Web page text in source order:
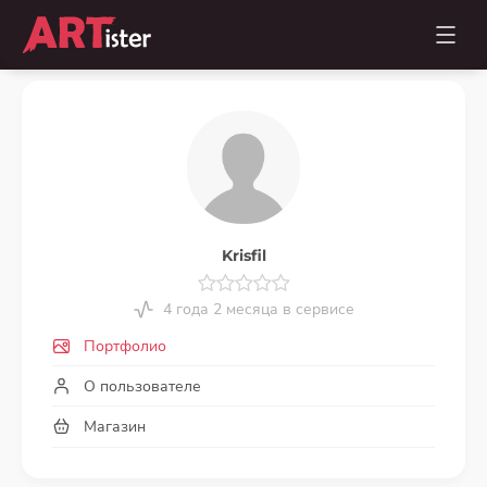
Krisfil
4 года 2 месяца в сервисе
Портфолио
О пользователе
Магазин